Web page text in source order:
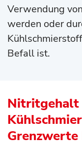
Verwendung
werden oder
Befall ist.
Nitritgehalt
Grenzwerte